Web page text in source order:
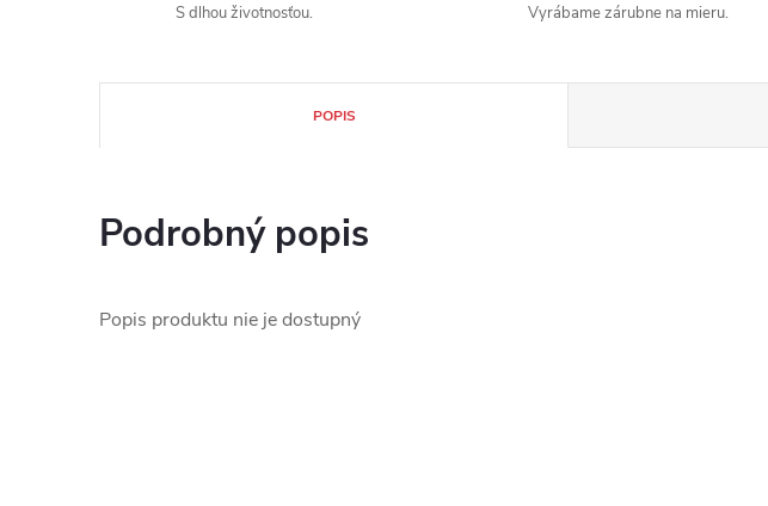
S dlhou životnosťou. Vyrábame zárubne na mieru.
POPIS
Podrobný popis
Popis produktu nie je dostupný